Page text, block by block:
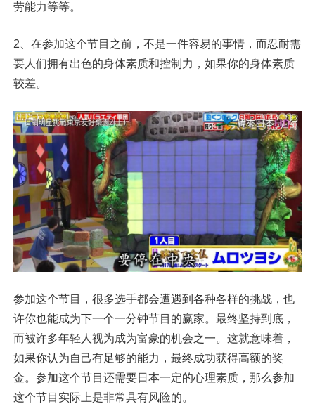
劳能力等等。
2、在参加这个节目之前，不是一件容易的事情，而忍耐需
要人们拥有出色的身体素质和控制力，如果你的身体素质
较差。
参加这个节目，很多选手都会遭遇到各种各样的挑战，也
许你也能成为下一个一分钟节目的赢家。最终坚持到底，
而被许多年轻人视为成为富豪的机会之一。这就意味着，
如果你认为自己有足够的能力，最终成功获得高额的奖
金。参加这个节目还需要日本一定的心理素质，那么参加
这个节目实际上是非常具有风险的。